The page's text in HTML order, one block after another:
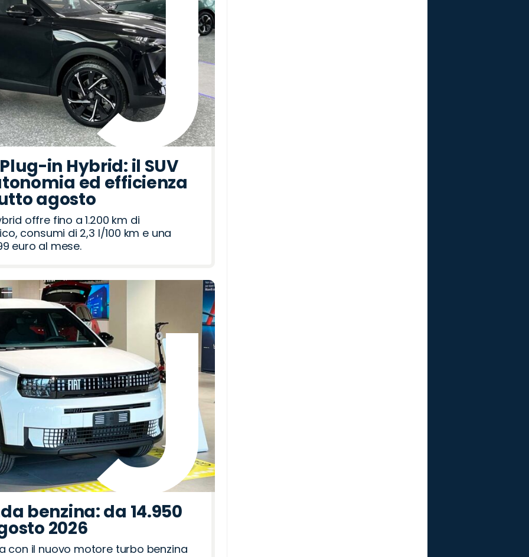
in Hybrid: il SUV
ed efficienza
agosto
offre fino a 1.200 km di
consumi di 2,3 l/100 km e una
euro al mese.
benzina: da 14.950
2026
con il nuovo motore turbo benzina